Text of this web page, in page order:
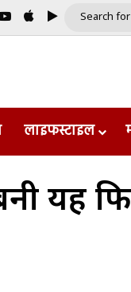
YouTube
AppleGoogle Play
लाइफस्टाइल
यह